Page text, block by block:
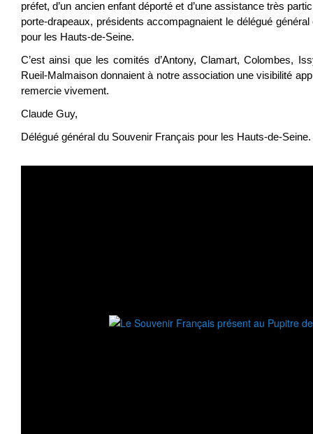
préfet, d’un ancien enfant déporté et d’une assistance très
porte-drapeaux, présidents accompagnaient le délégué
pour les Hauts-de-Seine.
C’est ainsi que les comités d’Antony, Clamart, Colombes,
Rueil-Malmaison donnaient à notre association une visibilité
remercie vivement.
Claude Guy,
Délégué général du Souvenir Français pour les Hauts-de-Seine.